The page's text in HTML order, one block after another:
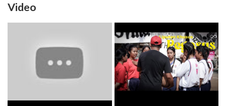
Video